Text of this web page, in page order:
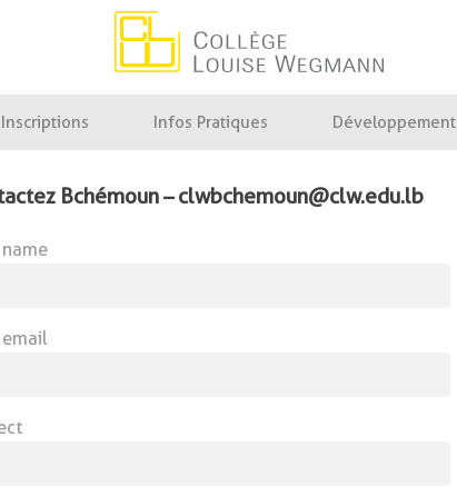
Collège Louise Wegmann
Inscriptions Infos Pratiques Développement
Bchémoun – clwbchemoun@clw.edu.lb